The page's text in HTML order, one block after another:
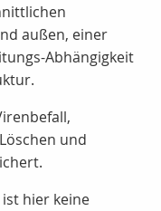
außen, einer
Abhängigkeit
und
hier keine